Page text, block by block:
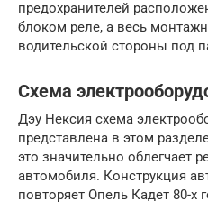
предохранителей
блоком реле, а весь
водительской стороны под
Схема
Дэу Нексия схема
представлена в этом
это значительно облегчает
автомобиля. Конструкция
повторяет Опель Кадет 80-х